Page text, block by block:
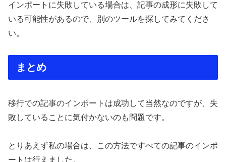
インポートに失敗している場合は、記事の成形に失敗して
いる可能性があるので、別のツールを探してみてくださ
い。
まとめ
移行での記事のインポートは成功して当然なのですが、失
敗していることに気付かないのも問題です。
とりあえず私の場合は、この方法ですべての記事のインポ
ートは行えました。